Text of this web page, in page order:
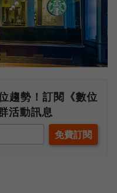
趨勢！訂閱《數位
活動訊息